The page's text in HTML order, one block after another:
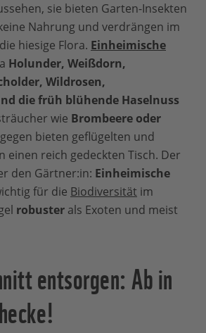
sie bieten Garten-Insekten
Nahrung und verdrängen im
hiesige Flora. Einheimische
Holunder, Weißdorn,
Wildrosen,
die früh blühende Haselnuss
wie Brombeere oder
bieten geflügelten und
einen reich gedeckten Tisch. Der
den Gärtner:in: Einheimische
für die Biodiversität im
robuster als Exoten und meist
entsorgen: Ab in